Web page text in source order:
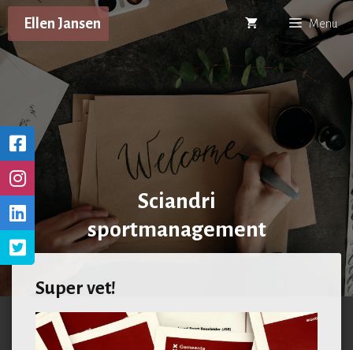
Ga
naar
de
inhoud
Ellen Jansen Menu
Sciandri
sportmanagement
Super vet!